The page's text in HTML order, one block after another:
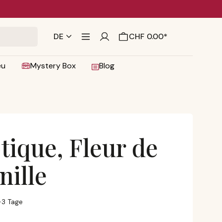
DE CHF 0.00*
Mystery Box Blog
Fleur de
Vanille
Tage